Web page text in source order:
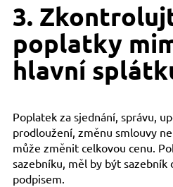
3.
poplatky
hlavní
Poplatek za sjednání, správu,
prodloužení, změnu smlouvy
může změnit celkovou cenu.
sazebníku, měl by být sazebník
podpisem.